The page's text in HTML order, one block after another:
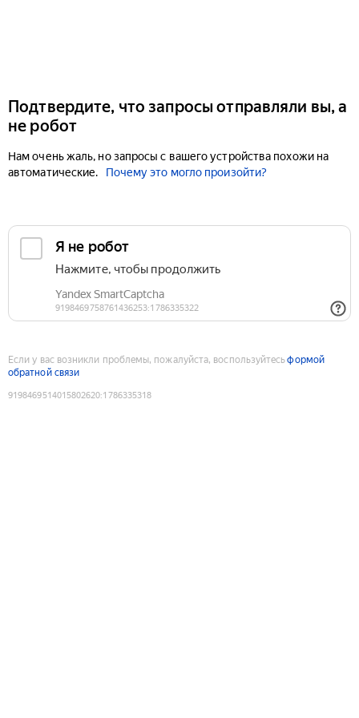
Подтвердите, что запросы отправляли вы, а
не робот
Нам очень жаль, но запросы с вашего устройства похожи на
автоматические.
Почему это могло произойти?
Если у вас возникли проблемы, пожалуйста, воспользуйтесьформой
обратной связи
9198469514015802620:1786335318